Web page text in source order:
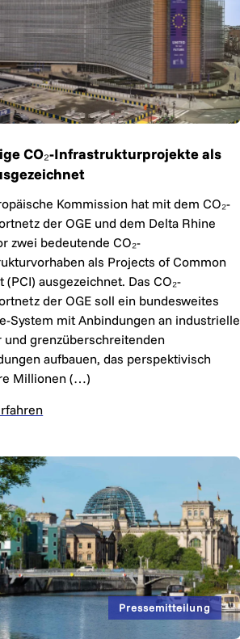
CO₂-Infrastrukturprojekte als
Kommission hat mit dem CO₂-
der OGE und dem Delta Rhine
zwei bedeutende CO₂-
als Projects of Common
(PCI) ausgezeichnet. Das CO₂-
der OGE soll ein bundesweites
System mit Anbindungen an industrielle
und grenzüberschreitenden
aufbauen, das perspektivisch
Millionen (…)